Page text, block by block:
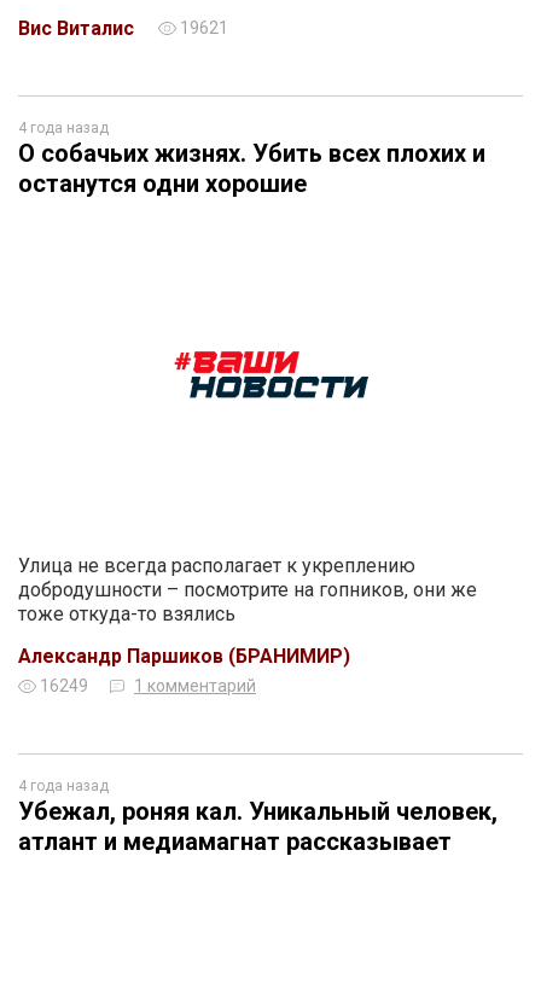
Вис Виталис
19621
4 года назад
О собачьих жизнях. Убить всех плохих и
останутся одни хорошие
Улица не всегда располагает к укреплению
добродушности – посмотрите на гопников, они же
тоже откуда-то взялись
Александр Паршиков (БРАНИМИР)
16249 1 комментарий
4 года назад
Убежал, роняя кал. Уникальный человек,
атлант и медиамагнат рассказывает